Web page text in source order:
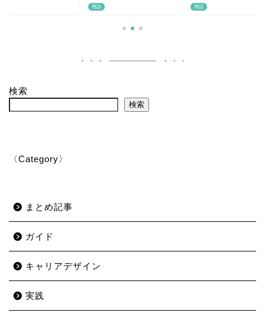
用語 用語
検索
検索
〈Category〉
まとめ記事
ガイド
キャリアデザイン
実践